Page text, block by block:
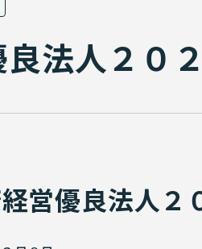
法人２０
営優良法人２